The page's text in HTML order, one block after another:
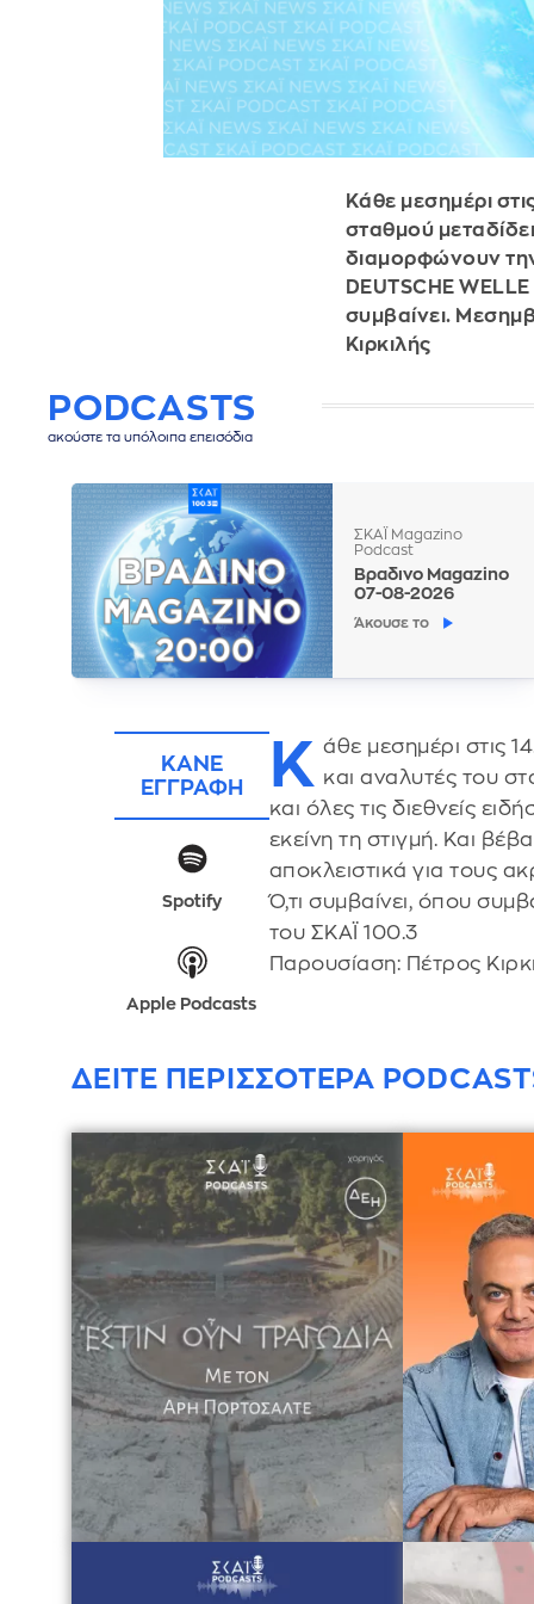
Κάθε μεσημέρι
σταθμού
διαμορφώνουν την
DEUTSCHE
συμβαίνει.
Κιρκιλής
PODCASTS
ακούστε τα υπόλοιπα επεισόδια
ΣΚΑΪ Magazino
Podcast
Βραδινο Magazino
07-08-2026
Άκουσε το
ΚΑΝΕ
ΕΓΓΡΑΦΗ
Spotify
Apple Podcasts
Κ άθε μεσημέρι στις
και αναλυτές του
και όλες τις διεθνείς
εκείνη τη στιγμή. Και
αποκλειστικά για τους
Ό,τι συμβαίνει, όπου
του ΣΚΑΪ 100.3
Παρουσίαση: Πέτρος
ΔΕΙΤΕ ΠΕΡΙΣΣΟΤΕΡΑ